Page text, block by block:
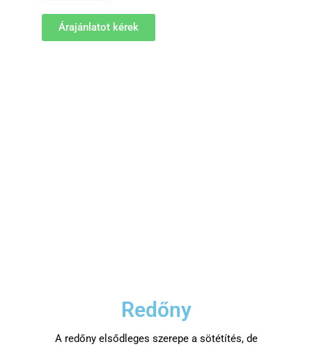
Árajánlatot kérek
Redőny
A redőny elsődleges szerepe a sötétítés, de